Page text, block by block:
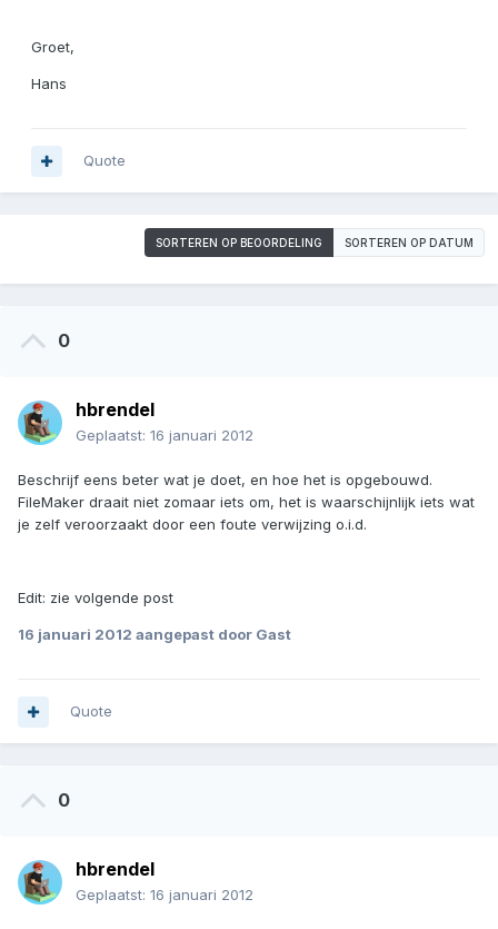
Groet,
Hans
Quote
SORTEREN OP BEOORDELING SORTEREN OP DATUM
0
hbrendel
Geplaatst: 16 januari 2012
Beschrijf eens beter wat je doet, en hoe het is opgebouwd.
FileMaker draait niet zomaar iets om, het is waarschijnlijk iets wat
je zelf veroorzaakt door een foute verwijzing o.i.d.
Edit: zie volgende post
16 januari 2012 aangepast door Gast
Quote
0
hbrendel
Geplaatst: 16 januari 2012